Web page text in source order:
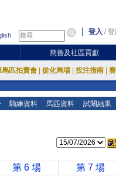
登入 /
慈善及社區貢獻
匹拍賣會 從化馬場 投注指南
騎練資料 馬匹資料 試閘結果
第 6 場 第 7 場